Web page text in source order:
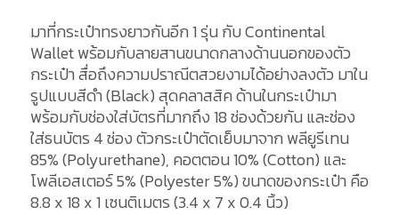
มาที่กระเป๋าทรงยาวกันอีก 1 รุ่น กับ Continental
Wallet พร้อมกับลายสานขนาดกลางด้านนอกของตัว
กระเป๋า สื่อถึงความปราณีตสวยงามได้อย่างลงตัว มาใน
รูปแบบสีดำ (Black) สุดคลาสสิค ด้านในกระเป๋ามา
พร้อมกับช่องใส่บัตรที่มากถึง 18 ช่องด้วยกัน และช่อง
ใส่ธนบัตร 4 ช่อง ตัวกระเป๋าตัดเย็บมาจาก พลียูรีเทน
85% (Polyurethane), คอตตอน 10% (Cotton) และ
โพลีเอสเตอร์ 5% (Polyester 5%) ขนาดของกระเป๋า คือ
8.8 x 18 x 1 เซนติเมตร (3.4 x 7 x 0.4 นิ้ว)